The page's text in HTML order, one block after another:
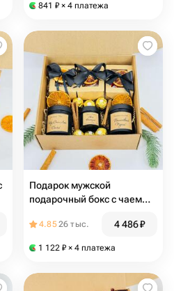
841 ₽ × 4 платежа
Подарок мужской
подарочный бокс с чаем
4.8526 тыс. 4 486₽
1 122 ₽ × 4 платежа